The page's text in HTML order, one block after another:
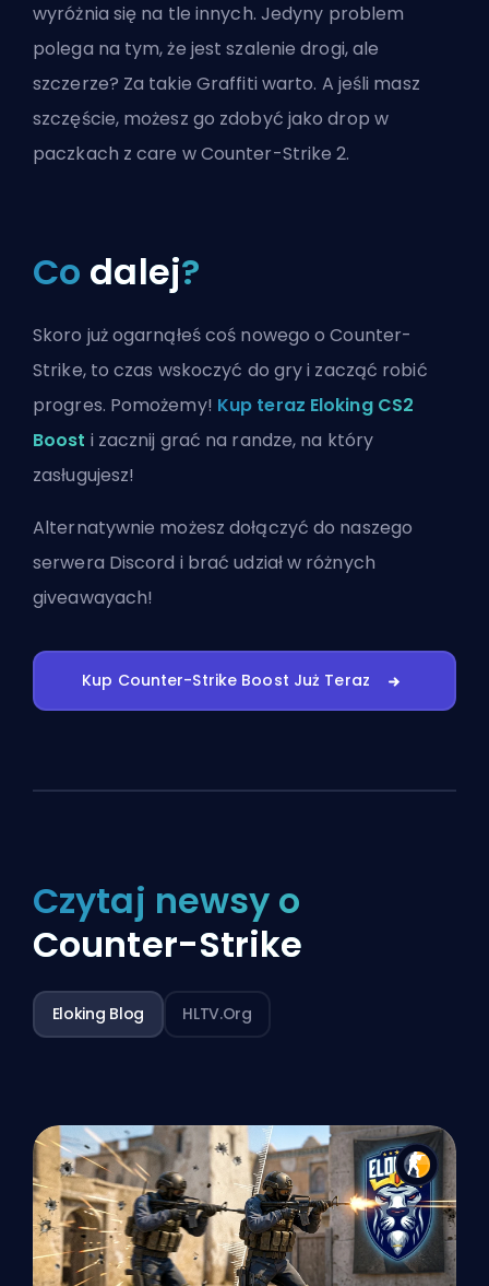
wyróżnia się na tle innych. Jedyny problem
polega na tym, że jest szalenie drogi, ale
szczerze? Za takie Graffiti warto. A jeśli masz
szczęście, możesz go zdobyć jako drop w
paczkach z care w Counter-Strike 2.
Co dalej?
Skoro już ogarnąłeś coś nowego o Counter-
Strike, to czas wskoczyć do gry i zacząć robić
progres. Pomożemy! Kup teraz Eloking CS2
Boost i zacznij grać na randze, na który
zasługujesz!
Alternatywnie możeszdołączyć do naszego
serwera Discord i brać udział w różnych
giveawayach!
Kup Counter-Strike Boost Już Teraz
Czytaj newsy o
Counter-Strike
Eloking Blog HLTV.org